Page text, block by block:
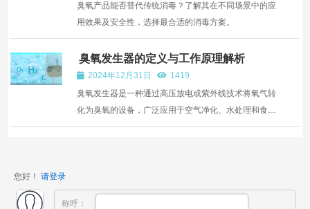
臭氧产品能否替代传统消毒？了解其在不同场景中的应
用效果及安全性，选择最合适的消毒方案。
臭氧发生器的定义与工作原理解析
2024年12月31日
1419
臭氧发生器是一种通过高压放电或紫外线技术将氧气转
化为臭氧的设备，广泛应用于空气净化、水处理和食品
保鲜等领域。
您好！ 请登录
称呼：